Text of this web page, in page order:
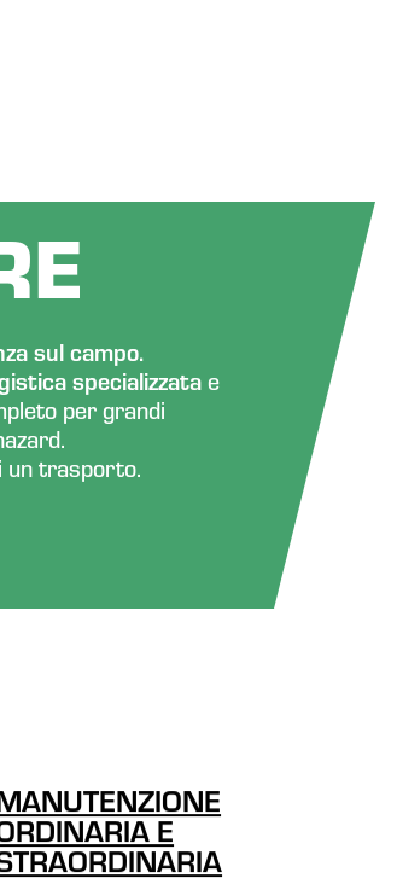
sul campo.
specializzata e
per grandi
un trasporto.
E